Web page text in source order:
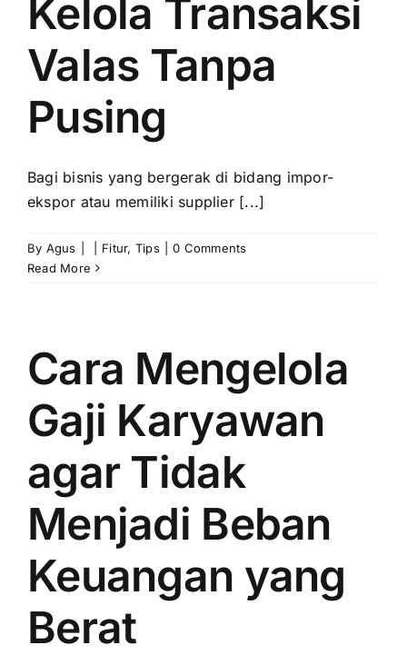
Kelola Transaksi
Valas Tanpa
Pusing
Bagi bisnis yang bergerak di bidang impor-
ekspor atau memiliki supplier [...]
By Agus Fitur, Tips
0 Comments
Read More
Cara Mengelola
Gaji Karyawan
agar Tidak
Menjadi Beban
Keuangan yang
Berat